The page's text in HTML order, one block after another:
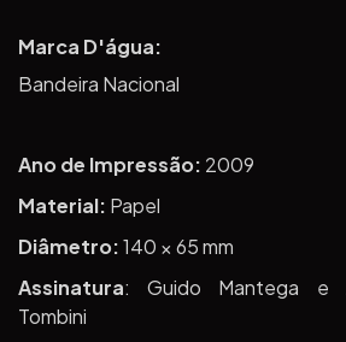
Marca D'água:
Bandeira Nacional
Ano de Impressão: 2009
Material: Papel
Diâmetro:140 × 65 mm
Assinatura: Guido Mantega e
Tombini